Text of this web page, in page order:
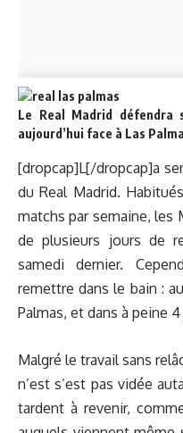
Le Real Madrid
aujourd’hui face à Las
[dropcap]L[/dropcap]a
du Real Madrid.
matchs par semaine,
de plusieurs jours de
samedi dernier.
remettre dans le bain :
Palmas, et dans à peine
Malgré le travail sans
n’est s’est pas vidée
tardent à revenir,